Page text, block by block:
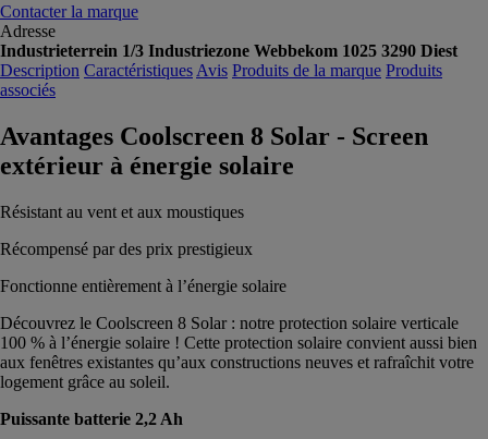
Contacter la marque
Adresse
Industrieterrein 1/3 Industriezone Webbekom 1025 3290 Diest
Description Caractéristiques Avis Produits de la marque Produits
associés
Avantages Coolscreen 8 Solar - Screen
extérieur à énergie solaire
Résistant au vent et aux moustiques
Récompensé par des prix prestigieux
Fonctionne entièrement à l’énergie solaire
Découvrez le Coolscreen 8 Solar : notre protection solaire verticale
100 % à l’énergie solaire ! Cette protection solaire convient aussi bien
aux fenêtres existantes qu’aux constructions neuves et rafraîchit votre
logement grâce au soleil.
Puissante batterie 2,2 Ah